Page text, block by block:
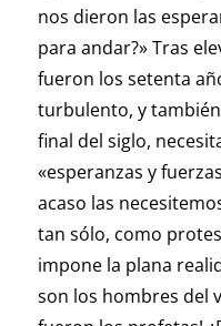
nos dieron las
para andar?» Tras
fueron los setenta
turbulento, y
final del siglo,
«esperanzas y
acaso las
tan sólo, como
impone la plana
son los hombres del